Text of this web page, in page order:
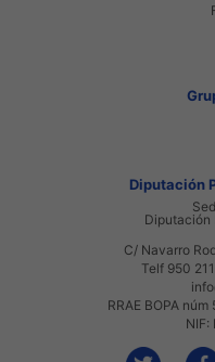
Diputación
Diputación
C/ Navarro
Telf 950
RRAE BOPA